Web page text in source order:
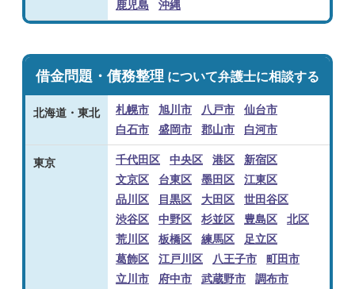
鹿児島
沖縄
借金問題・債務整理 について弁護士に相談する
北海道・東北 札幌市 旭川市 八戸市
仙台市
白石市
盛岡市 郡山市 白河市
東京 千代田区 中央区 港区
新宿区
文京区
台東区 墨田区
江東区
品川区
目黒区 大田区
世田谷区
渋谷区
中野区 杉並区 豊島区
北区
荒川区
板橋区 練馬区
足立区
葛飾区
江戸川区 八王子市
町田市
立川市
府中市 武蔵野市
調布市